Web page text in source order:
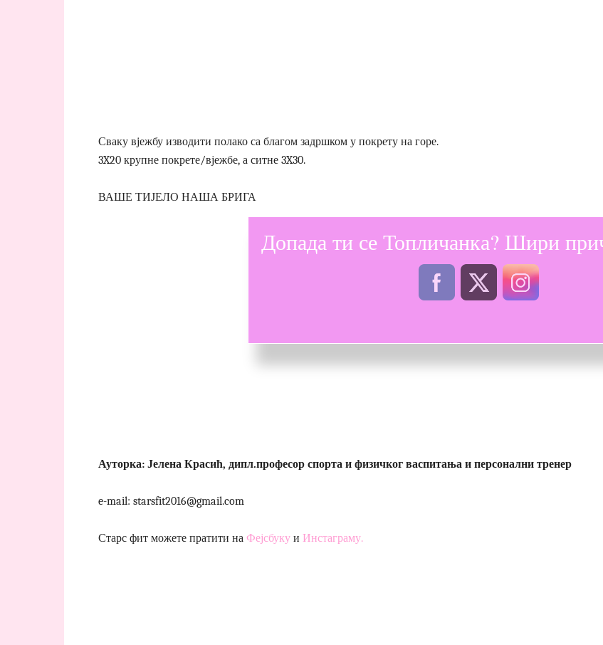
Сваку вјежбу изводити полако са благом задршком у покрету на горе.
3X20 крупне покрете/вјежбе, а ситне 3X30.
ВАШЕ ТИЈЕЛО НАША БРИГА
Ауторка: Јелена Красић, дипл.професор спорта и физичког васпитања и персонални тренер
e-mail: starsfit2016@gmail.com
Старс фит можете пратити на Фејсбуку и Инстаграму.
Допада ти се Топличанка? Шири